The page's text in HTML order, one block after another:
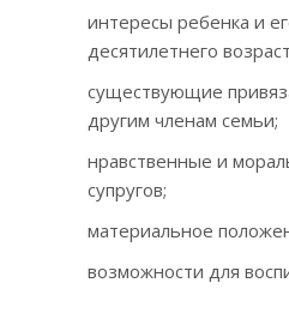
интересы ребенка и
десятилетнего
существующие
другим членам семьи;
нравственные и
супругов;
материальное
возможности для